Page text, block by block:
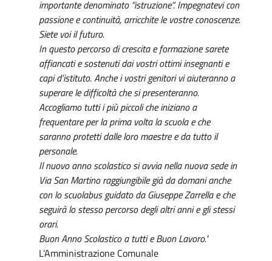
importante denominato “istruzione”. Impegnatevi con
passione e continuità, arricchite le vostre conoscenze.
Siete voi il futuro.
In questo percorso di crescita e formazione sarete
affiancati e sostenuti dai vostri ottimi insegnanti e
capi d’istituto. Anche i vostri genitori vi aiuteranno a
superare le difficoltà che si presenteranno.
Accogliamo tutti i più piccoli che iniziano a
frequentare per la prima volta la scuola e che
saranno protetti dalle loro maestre e da tutto il
personale.
Il nuovo anno scolastico si avvia nella nuova sede in
Via San Martino raggiungibile già da domani anche
con lo scuolabus guidato da Giuseppe Zarrella e che
seguirà lo stesso percorso degli altri anni e gli stessi
orari.
Buon Anno Scolastico a tutti e Buon Lavoro."
L’Amministrazione Comunale